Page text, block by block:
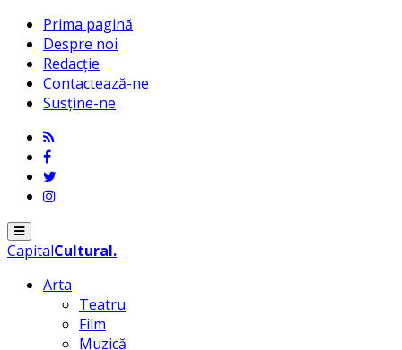
Prima pagină
Despre noi
Redacție
Contactează-ne
Susține-ne
Menu
CapitalCultural.
Arta
Teatru
Film
Muzică